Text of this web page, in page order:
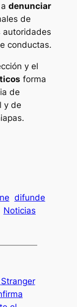
denunciar
de
autoridades
conductas.
y el
forma
de
y de
difunde
Noticias
Stranger